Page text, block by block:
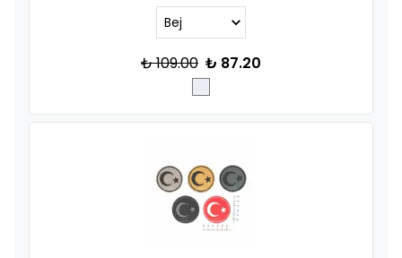
₺ 109.00 ₺ 87.20